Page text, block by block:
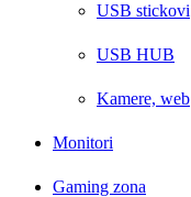
USB stickovi
USB HUB
Kamere, web
Monitori
Gaming zona